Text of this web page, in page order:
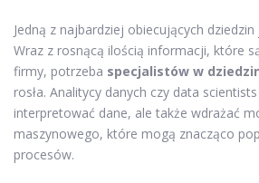
Jedną z najbardziej obiecujących
Wraz z rosnącą ilością informacji, które
firmy, potrzeba specjalistów w
rosła. Analitycy danych czy data
interpretować dane, ale także wdrażać
maszynowego, które mogą znacząco
procesów.